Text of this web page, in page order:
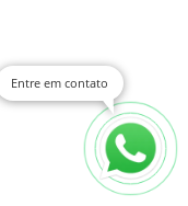
Entre em contato